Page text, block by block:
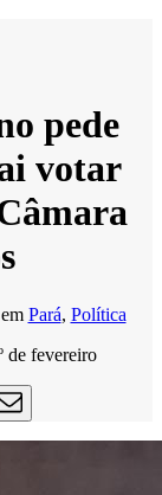
pede
votar
em Pará, Política
de fevereiro